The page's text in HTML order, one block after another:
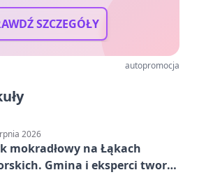
SZCZEGÓŁY
autopromocja
2026
mokradłowy na Łąkach
Gmina i eksperci tworzą